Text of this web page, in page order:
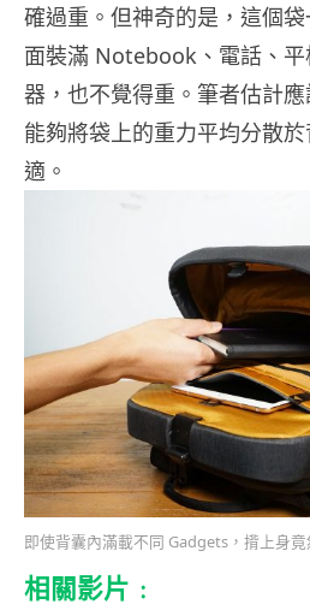
確過重。但神奇的是，這個
面裝滿 Notebook、電話、
器，也不覺得重。筆者估計
能夠將袋上的重力平均分散
適。
即使背囊內滿載不同 Gadgets，揹上身竟
相關影片﹕